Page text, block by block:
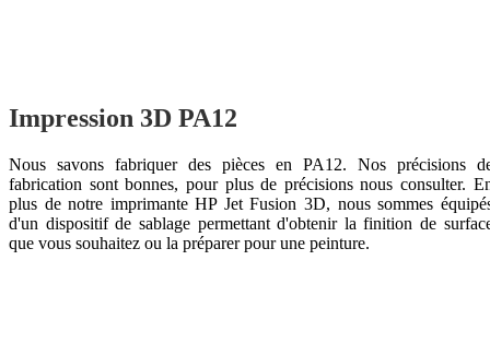
Impression 3D PA12
Nous savons fabriquer des pièces en PA12. Nos précisions
fabrication sont bonnes, pour plus de précisions nous consulter.
plus de notre imprimante HP Jet Fusion 3D, nous sommes
d'un dispositif de sablage permettant d'obtenir la finition de
que vous souhaitez ou la préparer pour une peinture.